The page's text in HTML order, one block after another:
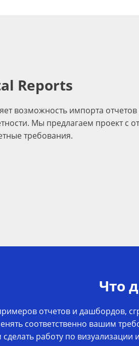
Reports
возможность импорта
Мы предлагаем проект
требования.
Что
отчетов и дашбордов,
соответственно вашим
работу по